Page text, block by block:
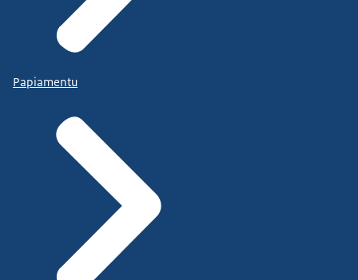
Papiamentu